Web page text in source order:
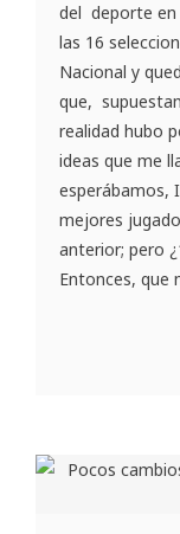
del deporte en
las 16
Nacional y
que,
realidad hubo
ideas que me
esperábamos,
mejores
anterior; pero
Entonces, que